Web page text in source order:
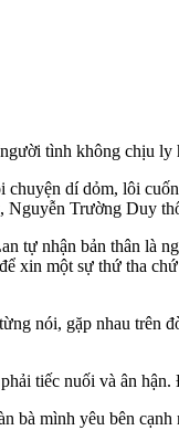
tìn‌h không chịu ly
dí dỏm, lôi
Nguyễn Trường Duy
tự nhận bản thân là
xin một sự thứ tha
nói, gặp nhau trên
tiếc nuối và ân
bà mình yêu bên